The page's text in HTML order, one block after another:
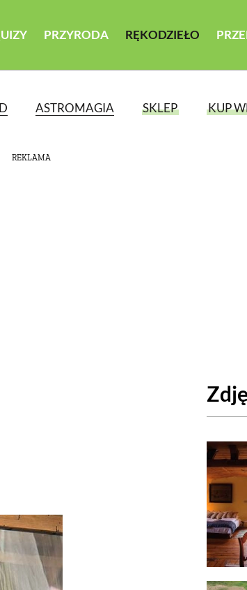
PRZYRODA RĘKODZIEŁO
ASTROMAGIA SKLEP KUP
REKLAMA
NATURALNA
ZWIERZĘTA
RĘKODZIEŁO
ŚNIADANIA
DODATKI PRZETWORY